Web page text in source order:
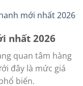
nhất 2026
quan tâm hàng
đây là mức giá
biến.